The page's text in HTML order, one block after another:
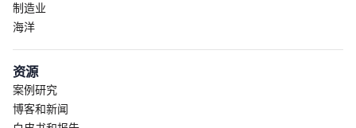
制造业
海洋
资源
案例研究
博客和新闻